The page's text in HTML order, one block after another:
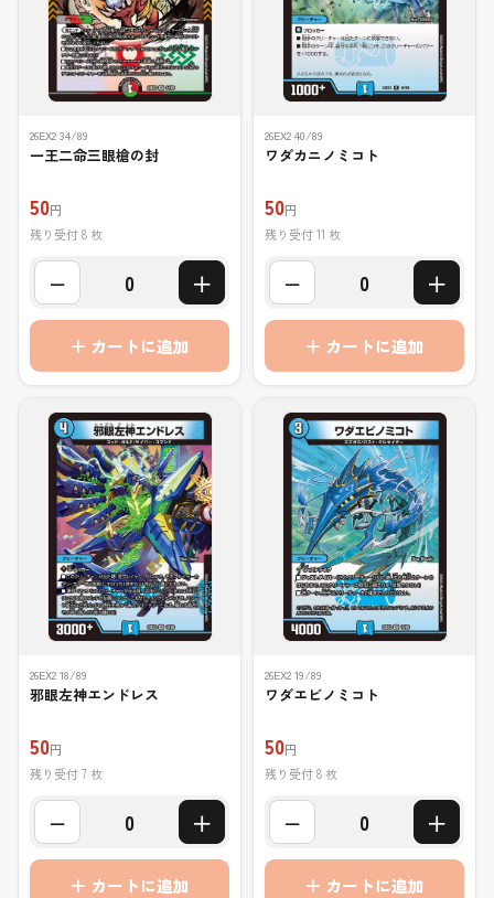
26EX2 34/89
一王二命三眼槍の封
50円
残り受付 8 枚
− 0 ＋
＋ カートに追加
26EX2 40/89
ワダカニノミコト
50円
残り受付 11 枚
− 0 ＋
＋ カートに追加
26EX2 18/89
邪眼左神エンドレス
50円
残り受付 7 枚
− 0 ＋
＋ カートに追加
26EX2 19/89
ワダエビノミコト
50円
残り受付 8 枚
− 0 ＋
＋ カートに追加